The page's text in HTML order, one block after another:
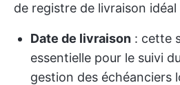
de registre de livraison idéal
Date de livraison : cette
essentielle pour le suivi
gestion des échéanciers